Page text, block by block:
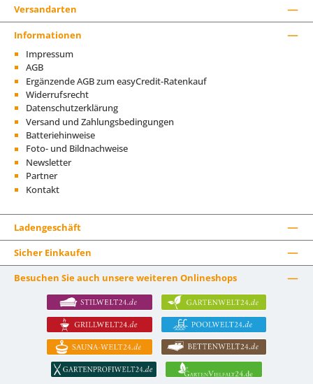
Versandarten
Informationen
Impressum
AGB
Ergänzende AGB zum easyCredit-Ratenkauf
Widerrufsrecht
Datenschutzerklärung
Versand und Zahlungsbedingungen
Batteriehinweise
Foto- und Bildnachweise
Newsletter
Partner
Kontakt
Ladengeschäft
Sicher Einkaufen
Besuchen Sie auch unsere weiteren Onlineshops